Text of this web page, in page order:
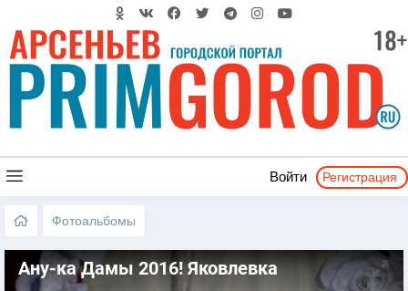
Войти Регистрация
Фотоальбомы
Ану-ка Дамы 2016! Яковлевка